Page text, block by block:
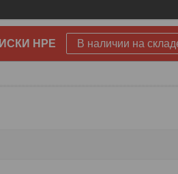
HPE В наличии на